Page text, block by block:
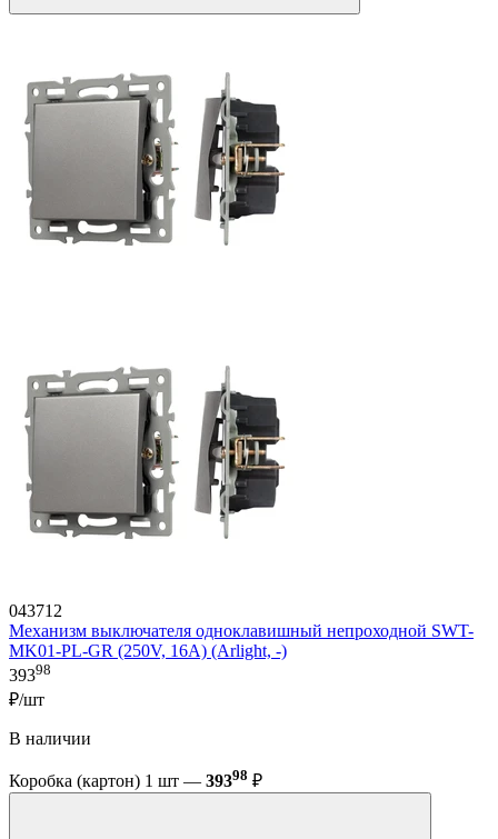
043712
Механизм выключателя одноклавишный непроходной SWT-
MK01-PL-GR (250V, 16A) (Arlight, -)
39398
₽/шт
В наличии
Коробка (картон) 1 шт — 39398 ₽